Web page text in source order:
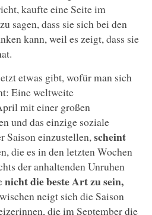
kaufte eine Seite im
sagen, dass sie sich bei den
kann, weil es zeigt, dass sie
etwas gibt, wofür man sich
Eine weltweite
mit einer großen
und das einzige soziale
Saison einzustellen,scheint
die es in den letzten Wochen
der anhaltenden Unruhen
nicht die beste Art zu sein,
neigt sich die Saison
die im September die